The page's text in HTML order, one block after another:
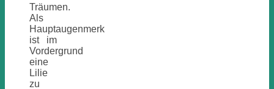
Träumen.
Als
Hauptaugenmerk
ist im
Vordergrund
eine
Lilie
zu